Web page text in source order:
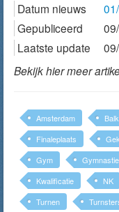
Datum nieuws
Gepubliceerd
Laatste update
Bekijk hier meer
Amsterdam Balk
Finaleplaats
Gym
Kwalificatie
NK
Turnen